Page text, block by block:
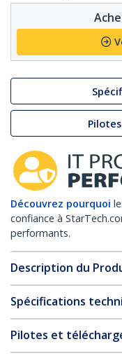
Découvrez pourquoi
confiance à
performants.
Description du
Spécifications
Pilotes et